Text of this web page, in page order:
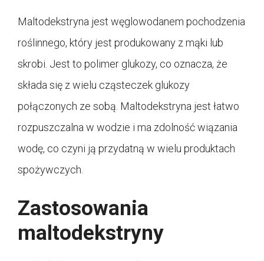
Maltodekstryna jest węglowodanem pochodzenia
roślinnego, który jest produkowany z mąki lub
skrobi. Jest to polimer glukozy, co oznacza, że
składa się z wielu cząsteczek glukozy
połączonych ze sobą. Maltodekstryna jest łatwo
rozpuszczalna w wodzie i ma zdolność wiązania
wodę, co czyni ją przydatną w wielu produktach
spożywczych.
Zastosowania
maltodekstryny